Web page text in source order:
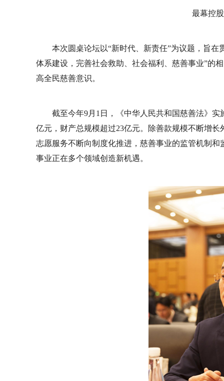
最幕控
本次圆桌论坛以“新时代、新责任”为议题，旨
体系建设，完善社会救助、社会福利、慈善事业”的
高全民慈善意识。
截至今年9月1日，《中华人民共和国慈善法》
亿元，财产总规模超过23亿元。除善款规模不断增
志愿服务不断向制度化推进，慈善事业的监管机制
事业正在多个领域创造新机遇。